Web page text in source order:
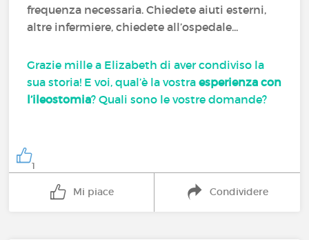
frequenza necessaria. Chiedete aiuti esterni,
altre infermiere, chiedete all’ospedale...
Grazie mille a Elizabeth di aver condiviso la
sua storia! E voi, qual’è la vostraesperienza con
l’ileostomia? Quali sono le vostre domande?
1
Mi piace Condividere